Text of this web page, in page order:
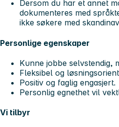
Dersom du har et annet
dokumenteres med
ikke søkere med
Personlige egenskaper
Kunne jobbe selvstendig,
Fleksibel og
Positiv og faglig engasjert.
Personlig egnethet vil
Vi tilbyr